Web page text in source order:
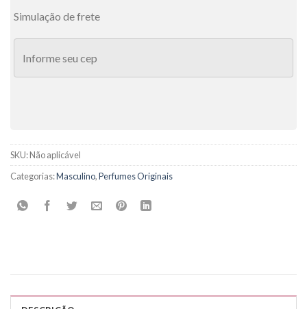
Simulação de frete
SKU:Não aplicável
Categorias:Masculino,Perfumes Originais